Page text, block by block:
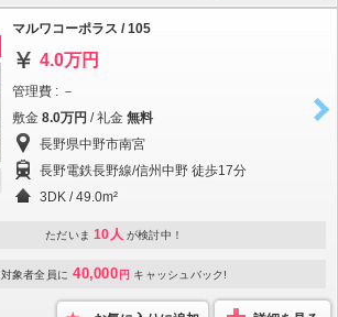
マルワコーポラス / 105
4.0万円
管理費 : －
敷金 8.0万円 / 礼金 無料
長野県中野市南宮
長野電鉄長野線/信州中野 徒歩17分
3DK / 49.0m²
ただいま 10人 が検討中！
対象者全員に 40,000 円 キャッシュバック!